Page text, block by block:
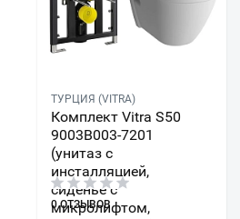
ТУРЦИЯ (VITRA)
Комплект Vitra S50
9003B003-7201
(унитаз с
инсталляцией,
сиденье с
микролифтом,
0 ОТЗЫВОВ